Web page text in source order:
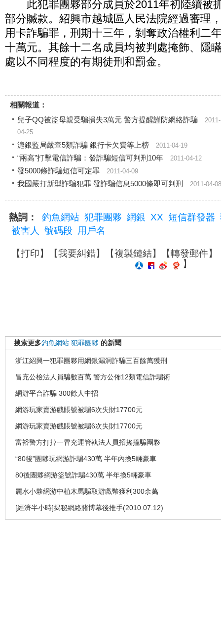
此犯罪團夥部分成員於2011年初陸續被
部分贓款。紹興市越城區人民法院經過審理
用卡詐騙罪，刑期十三年，剝奪政治權利二
十萬元。其餘十二名成員均被判處掩飾、隱
處以不同程度的有期徒刑和罰金。
相關報道：
兒子QQ被盜母親受騙損失3萬元 警方提醒謹防網絡詐騙
2011-
04-25
滬銀監局嚴查5類詐騙 銀行卡欠費等上榜
2011-04-19
“兩高”打擊電信詐騙：發詐騙短信可判刑10年 2011-04-12
發5000條詐騙短信可定罪 2011-04-09
我國嚴打新型詐騙犯罪 發詐騙信息5000條即可判刑 2011-04-08
熱詞： 釣魚網站 犯罪團夥 網銀 XX 短信群發器
被害人
號碼段 用戶名
【打印】【我要糾錯】【複製鏈結】【轉發郵件】
】
搜索更多釣魚網站 犯罪團夥 的新聞
浙江紹興一犯罪團夥用網銀漏洞詐騙三百餘萬獲刑
冒充公檢法人員騙數百萬 警方公佈12類電信詐騙術
網游平台詐騙 300餘人中招
網游玩家賣游戲賬號被騙6次失財17700元
網游玩家賣游戲賬號被騙6次失財17700元
富裕警方打掉一冒充運管執法人員招搖撞騙團夥
“80後”團夥玩網游詐騙430萬 半年內換5輛豪車
80後團夥網游盜號詐騙430萬 半年換5輛豪車
麗水小夥網游中植木馬騙取游戲幣獲利300余萬
[經濟半小時]揭秘網絡賭博幕後推手(2010.07.12)